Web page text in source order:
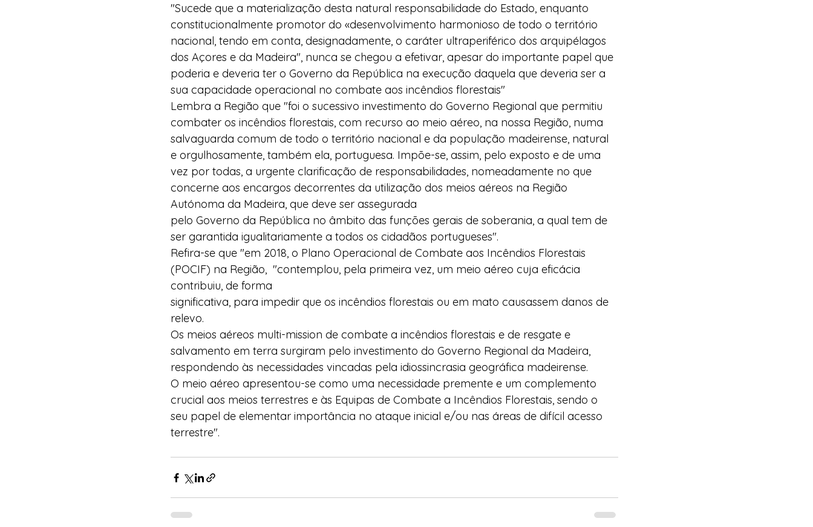
"Sucede que a materialização desta natural responsabilidade do Estado, enquanto
constitucionalmente promotor do «desenvolvimento harmonioso de todo o território
nacional, tendo em conta, designadamente, o caráter ultraperiférico dos arquipélagos
dos Açores e da Madeira", nunca se chegou a efetivar, apesar do importante papel que
poderia e deveria ter o Governo da República na execução daquela que deveria ser a
sua capacidade operacional no combate aos incêndios florestais"
Lembra a Região que "foi o sucessivo investimento do Governo Regional que permitiu
combater os incêndios florestais, com recurso ao meio aéreo, na nossa Região, numa
salvaguarda comum de todo o território nacional e da população madeirense, natural
e orgulhosamente, também ela, portuguesa. Impõe-se, assim, pelo exposto e de uma
vez por todas, a urgente clarificação de responsabilidades, nomeadamente no que
concerne aos encargos decorrentes da utilização dos meios aéreos na Região
Autónoma da Madeira, que deve ser assegurada
pelo Governo da República no âmbito das funções gerais de soberania, a qual tem de
ser garantida igualitariamente a todos os cidadãos portugueses".
Refira-se que "em 2018, o Plano Operacional de Combate aos Incêndios Florestais
(POCIF) na Região,  "contemplou, pela primeira vez, um meio aéreo cuja eficácia
contribuiu, de forma
significativa, para impedir que os incêndios florestais ou em mato causassem danos de
relevo.
Os meios aéreos multi-mission de combate a incêndios florestais e de resgate e
salvamento em terra surgiram pelo investimento do Governo Regional da Madeira,
respondendo às necessidades vincadas pela idiossincrasia geográfica madeirense.
O meio aéreo apresentou-se como uma necessidade premente e um complemento
crucial aos meios terrestres e às Equipas de Combate a Incêndios Florestais, sendo o
seu papel de elementar importância no ataque inicial e/ou nas áreas de difícil acesso
terrestre".